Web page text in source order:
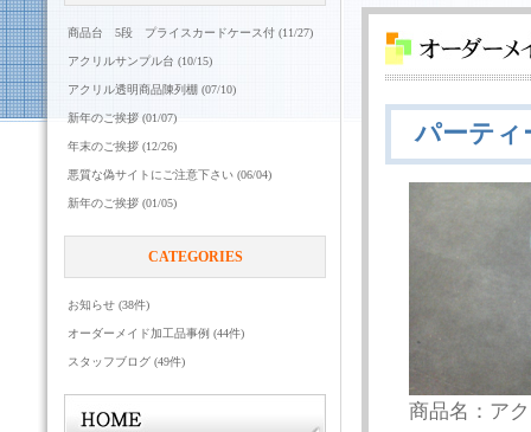
パーティ
商品名：ア
商品台 5段 プライスカードケース付 (11/27)
アクリルサンプル台 (10/15)
アクリル透明商品陳列棚 (07/10)
新年のご挨拶 (01/07)
年末のご挨拶 (12/26)
悪質な偽サイトにご注意下さい (06/04)
新年のご挨拶 (01/05)
CATEGORIES
お知らせ (38件)
オーダーメイド加工品事例 (44件)
スタッフブログ (49件)